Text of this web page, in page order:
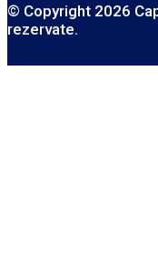
© Copyright 2026
rezervate.